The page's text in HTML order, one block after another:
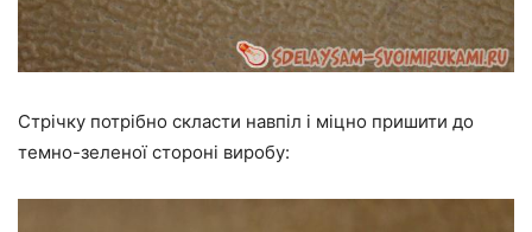
Стрічку потрібно скласти навпіл і міцно пришити до
темно-зеленої стороні виробу: